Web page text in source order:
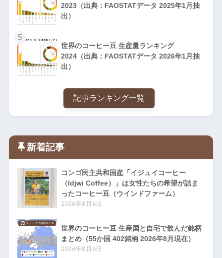
2023（出典：FAOSTATデータ 2025年1月抽
出）
5
世界のコーヒー豆 生産量ランキング
2024（出典：FAOSTATデータ 2026年1月抽
出）
記事ランキング一覧
新着記事
コンゴ民主共和国産「イジュイコーヒー
（Idjwi Coffee）」は女性たちの希望が詰ま
ったコーヒー豆（ウインドファーム）
2026年8月6日
世界のコーヒー豆 生産国と自宅で飲んだ銘柄
まとめ（55か国 402銘柄 2026年8月現在）
2026年8月6日